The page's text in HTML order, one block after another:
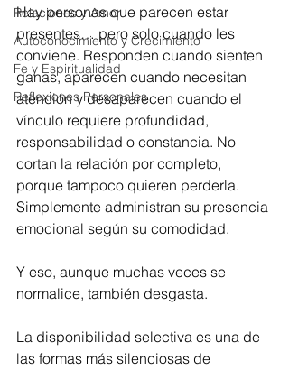
Relaciones y Amor
Autoconocimiento y Crecimiento
Fe y Espiritualidad
Reflexiones Personales
Hay personas que parecen estar
presentes… pero solo cuando les
conviene. Responden cuando sienten
ganas, aparecen cuando necesitan
atención y desaparecen cuando el
vínculo requiere profundidad,
responsabilidad o constancia. No
cortan la relación por completo,
porque tampoco quieren perderla.
Simplemente administran su presencia
emocional según su comodidad.
Y eso, aunque muchas veces se
normalice, también desgasta.
La disponibilidad selectiva es una de
las formas más silenciosas de